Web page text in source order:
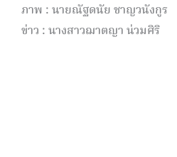
ภาพ : นายณัฐดนัย ชาญวนังกูร
ข่าว : นางสาวฌาตญา น่วมศิริ